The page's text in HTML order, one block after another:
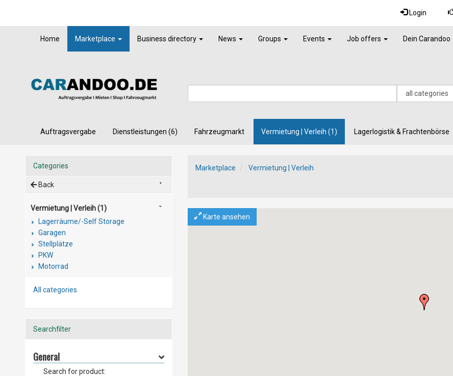
Login
Home Marketplace Business directory News Groups Events Job offers Dein Carandoo
Auftragsvergabe Dienstleistungen (6) Fahrzeugmarkt Vermietung | Verleih (1) Lagerlogistik & Frachtenbörse
Marketplace Vermietung | Verleih
Karte ansehen
Categories
Back
Vermietung | Verleih (1)
Lagerräume/-Self Storage
Garagen
Stellplätze
PKW
Motorrad
Transporter (1)
Wohnmobile und Campervans
Freizeit & besondere Anläße
All categories
Searchfilter
General
Search for product: